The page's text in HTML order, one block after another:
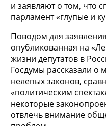
и заявляют о том, что
парламент «глупые и
Поводом для
опубликованная на
жизни депутатов в
Госдумы рассказали о
нелепых законов,
«политическим
некоторые
отвлечь внимание